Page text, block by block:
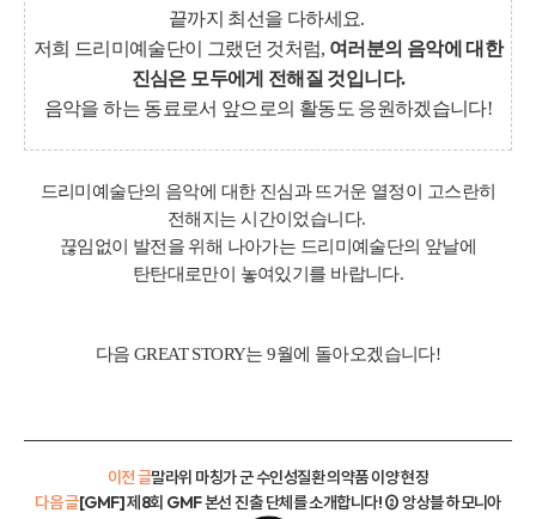
끝까지 최선을 다하세요.
저희 드리미예술단이 그랬던 것처럼, 여러분의 음악에 대한
진심은 모두에게 전해질 것입니다.
음악을 하는 동료로서 앞으로의 활동도 응원하겠습니다!
드리미예술단의 음악에 대한 진심과 뜨거운 열정이 고스란히
전해지는 시간이었습니다.
끊임없이 발전을 위해 나아가는 드리미예술단의 앞날에
탄탄대로만이 놓여있기를 바랍니다.
다음 GREAT STORY는 9월에 돌아오겠습니다!
이전 글말라위 마칭가 군 수인성질환 의약품 이양 현장
[GMF] 제8회 GMF 본선 진출 단체를 소개합니다! ② 앙상블 하모니아
다음 글